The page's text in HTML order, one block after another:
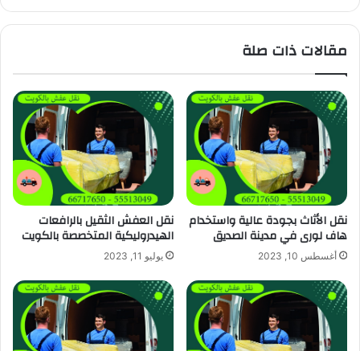
مقالات ذات صلة
نقل الأثاث بجودة عالية واستخدام
هاف لورى في مدينة الصديق
أغسطس 10, 2023
نقل العفش الثقيل بالرافعات
الهيدروليكية المتخصصة بالكويت
يوليو 11, 2023